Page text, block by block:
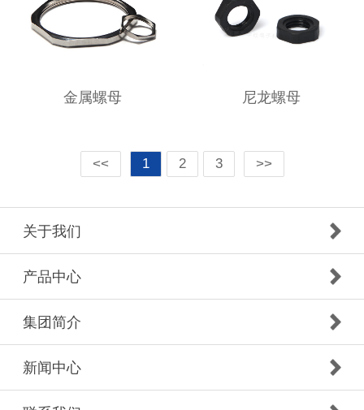
金属螺母 尼龙螺母
<< 1 2 3 >>
关于我们
产品中心
集团简介
新闻中心